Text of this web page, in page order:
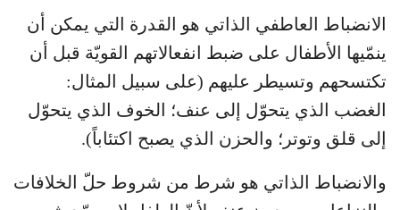
الانضباط العاطفي الذاتي هو القدرة التي يمكن أن
ينمّيها الأطفال على ضبط انفعالاتهم القويّة قبل أن
تكتسحهم وتسيطر عليهم (على سبيل المثال:
الغضب الذي يتحوّل إلى عنف؛ الخوف الذي يتحوّل
إلى قلق وتوتر؛ والحزن الذي يصبح اكتئاباً).
والانضباط الذاتي هو شرط من شروط حلّ الخلافات